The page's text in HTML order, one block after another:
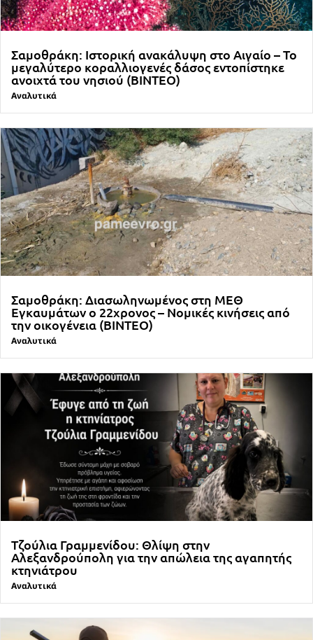
Σαμοθράκη: Ιστορική ανακάλυψη στο Αιγαίο – Το
μεγαλύτερο κοραλλιογενές δάσος εντοπίστηκε
ανοιχτά του νησιού (ΒΙΝΤΕΟ)
Αναλυτικά
Σαμοθράκη: Διασωληνωμένος στη ΜΕΘ
Εγκαυμάτων ο 22χρονος – Νομικές κινήσεις από
την οικογένεια (ΒΙΝΤΕΟ)
Αναλυτικά
Τζούλια Γραμμενίδου: Θλίψη στην
Αλεξανδρούπολη για την απώλεια της αγαπητής
κτηνιάτρου
Αναλυτικά